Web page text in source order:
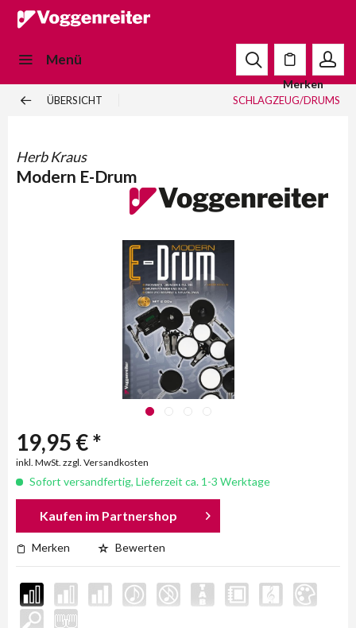
Menü
Merken
ÜBERSICHT SCHLAGZEUG/DRUMS
Herb Kraus
Modern E-Drum
19,95 € *
inkl. MwSt. zzgl. Versandkosten
Sofort versandfertig, Lieferzeit ca. 1-3 Werktage
Kaufen im Partnershop
Merken Bewerten